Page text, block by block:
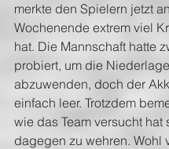
merkte den Spielern jetzt
Wochenende extrem viel
hat. Die Mannschaft hatte
probiert, um die Niederlage
abzuwenden, doch der
einfach leer. Trotzdem
wie das Team versucht hat
dagegen zu wehren. Wohl